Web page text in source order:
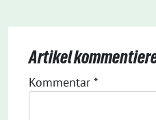
Artikel
Kommentar *